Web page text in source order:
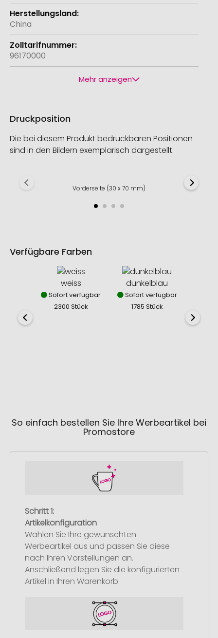
China
96170000
Mehr anzeigen
Druckposition
Die bei diesem Produkt bedruckbaren Positionen
sind in den Bildern exemplarisch dargestellt.
Vorderseite (30 x 70 mm)
Verfügbare Farben
weiss
Sofort verfügbar
2300 Stück
dunkelblau
Sofort verfügbar
1785 Stück
So einfach bestellen Sie Ihre Werbeartikel bei
Promostore
Schritt 1:
Artikelkonfiguration
Wählen Sie Ihre gewünschten
Werbeartikel aus und passen Sie diese
nach Ihren Vorstellungen an.
Anschließend legen Sie die konfigurierten
Artikel in Ihren Warenkorb.